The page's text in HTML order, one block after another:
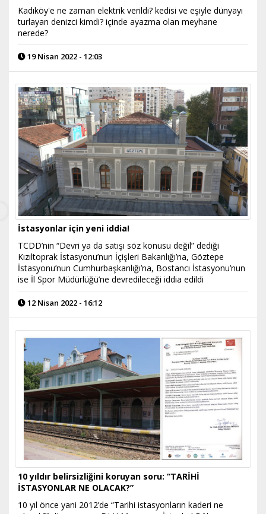
Kadıköy'e ne zaman elektrik verildi? kedisi ve eşiyle dünyayı
turlayan denizci kimdi? içinde ayazma olan meyhane
nerede?
19 Nisan 2022 - 12:03
İstasyonlar için yeni iddia!
TCDD’nin “Devri ya da satışı söz konusu değil” dediği
Kızıltoprak İstasyonu’nun İçişleri Bakanlığı’na, Göztepe
İstasyonu’nun Cumhurbaşkanlığı’na, Bostancı İstasyonu’nun
ise İl Spor Müdürlüğü’ne devredileceği iddia edildi
12 Nisan 2022 - 16:12
10 yıldır belirsizliğini koruyan soru: “TARİHİ
İSTASYONLAR NE OLACAK?”
10 yıl önce yani 2012’de “Tarihi istasyonların kaderi ne